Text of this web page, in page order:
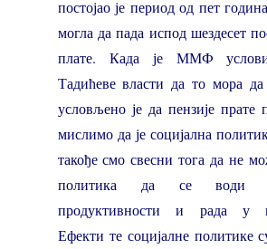
постојао је период од пет
могла да пада испод шездесет
плате. Када је ММФ
Тадићеве власти да то мора
условљено је да пензије
мислимо да је социјална
такође смо свесни тога да не
политика да се води
продуктивности и рада у
Ефекти те социјалне политике